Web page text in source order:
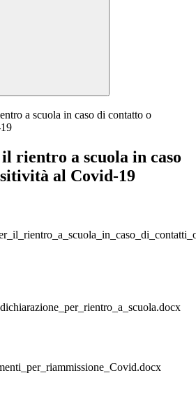
a scuola in caso di contatto o
rientro a scuola in caso
al Covid-19